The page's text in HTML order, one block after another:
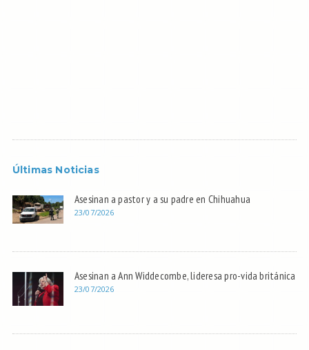
Últimas Noticias
Asesinan a pastor y a su padre en Chihuahua
23/07/2026
Asesinan a Ann Widdecombe, lideresa pro-vida británica
23/07/2026